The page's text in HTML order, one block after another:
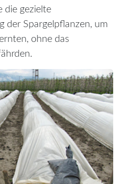
die gezielte
der Spargelpflanzen, um
ohne das